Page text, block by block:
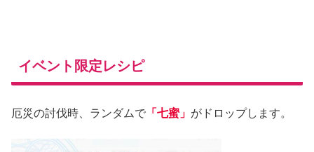
イベント限定レシピ
厄災の討伐時、ランダムで 「七蜜」 がドロップします。